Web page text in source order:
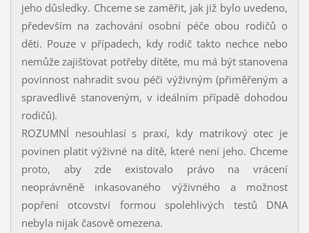
jeho důsledky. Chceme se zaměřit, jak již bylo uvedeno,
především na zachování osobní péče obou rodičů o
děti. Pouze v případech, kdy rodič takto nechce nebo
nemůže zajišťovat potřeby dítěte, mu má být stanovena
povinnost nahradit svou péči výživným (přiměřeným a
spravedlivě stanoveným, v ideálním případě dohodou
rodičů).
ROZUMNÍ nesouhlasí s praxí, kdy matrikový otec je
povinen platit výživné na dítě, které není jeho. Chceme
proto, aby zde existovalo právo na vrácení
neoprávněně inkasovaného výživného a možnost
popření otcovství formou spolehlivých testů DNA
nebyla nijak časově omezena.